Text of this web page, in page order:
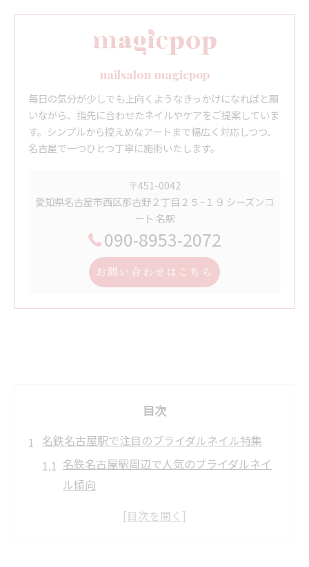
nailsalon magicpop
毎日の気分が少しでも上向くようなきっかけになればと願
いながら、指先に合わせたネイルやケアをご提案していま
す。シンプルから控えめなアートまで幅広く対応しつつ、
名古屋で一つひとつ丁寧に施術いたします。
〒451-0042
愛知県名古屋市西区那古野２丁目２５−１９ シーズンコ
ート 名駅
090-8953-2072
お問い合わせはこちら
目次
名鉄名古屋駅で注目のブライダルネイル特集
名鉄名古屋駅周辺で人気のブライダルネイ
ル傾向
トレンド感あふれるブライダルネイルデザ